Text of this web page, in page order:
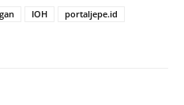
IOH
portaljepe.id